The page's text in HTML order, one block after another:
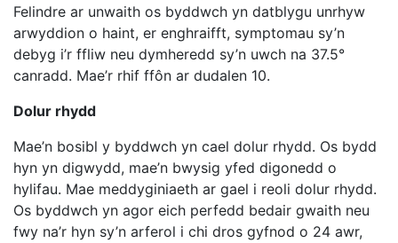
Felindre ar unwaith os byddwch yn datblygu unrhyw
arwyddion o haint, er enghraifft, symptomau sy’n
debyg i’r ffliw neu dymheredd sy’n uwch na 37.5°
canradd. Mae’r rhif ffôn ar dudalen 10.
Dolur rhydd
Mae’n bosibl y byddwch yn cael dolur rhydd. Os bydd
hyn yn digwydd, mae’n bwysig yfed digonedd o
hylifau. Mae meddyginiaeth ar gael i reoli dolur rhydd.
Os byddwch yn agor eich perfedd bedair gwaith neu
fwy na’r hyn sy’n arferol i chi dros gyfnod o 24 awr,